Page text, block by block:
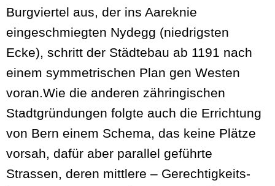
Burgviertel aus, der ins Aareknie
eingeschmiegten Nydegg (niedrigsten
Ecke), schritt der Städtebau ab 1191 nach
einem symmetrischen Plan gen Westen
voran.Wie die anderen zähringischen
Stadtgründungen folgte auch die Errichtung
von Bern einem Schema, das keine Plätze
vorsah, dafür aber parallel geführte
Strassen, deren mittlere – Gerechtigkeits-